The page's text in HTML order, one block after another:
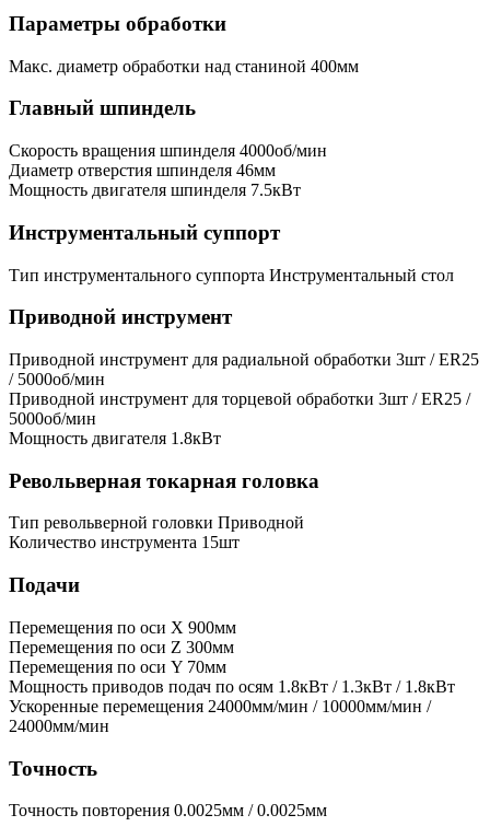
Параметры обработки
Макс. диаметр обработки над станиной 400мм
Главный шпиндель
Скорость вращения шпинделя 4000об/мин
Диаметр отверстия шпинделя 46мм
Мощность двигателя шпинделя 7.5кВт
Инструментальный суппорт
Тип инструментального суппорта Инструментальный стол
Приводной инструмент
Приводной инструмент для радиальной обработки 3шт / ER25
/ 5000об/мин
Приводной инструмент для торцевой обработки 3шт / ER25 /
5000об/мин
Мощность двигателя 1.8кВт
Револьверная токарная головка
Тип револьверной головки Приводной
Количество инструмента 15шт
Подачи
Перемещения по оси X 900мм
Перемещения по оси Z 300мм
Перемещения по оси Y 70мм
Мощность приводов подач по осям 1.8кВт / 1.3кВт / 1.8кВт
Ускоренные перемещения 24000мм/мин / 10000мм/мин /
24000мм/мин
Точность
Точность повторения 0.0025мм / 0.0025мм